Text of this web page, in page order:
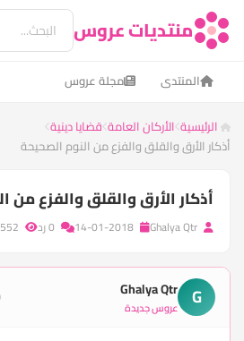
منتديات عروس
المنتدى مجلة عروس
الرئيسية الأركان العامة قضايا دينية
أذكار الأرق والقلق والفزع من النوم الصحيحة
أذكار الأرق والقلق والفزع من
G
Ghalya Qtr
عروس جديدة